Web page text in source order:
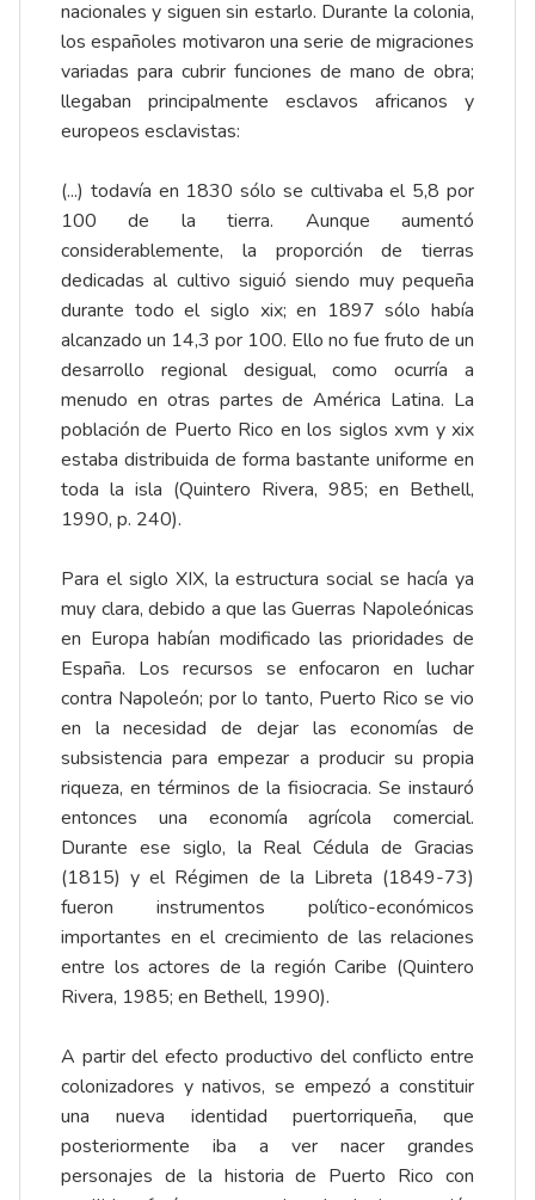
nacionales y siguen sin estarlo. Durante la colonia,
los españoles motivaron una serie de migraciones
variadas para cubrir funciones de mano de obra;
llegaban principalmente esclavos africanos y
europeos esclavistas:
(...) todavía en 1830 sólo se cultivaba el 5,8 por
100 de la tierra. Aunque aumentó
considerablemente, la proporción de tierras
dedicadas al cultivo siguió siendo muy pequeña
durante todo el siglo xix; en 1897 sólo había
alcanzado un 14,3 por 100. Ello no fue fruto de un
desarrollo regional desigual, como ocurría a
menudo en otras partes de América Latina. La
población de Puerto Rico en los siglos xvm y xix
estaba distribuida de forma bastante uniforme en
toda la isla (Quintero Rivera, 985; en Bethell,
1990, p. 240).
Para el siglo XIX, la estructura social se hacía ya
muy clara, debido a que las Guerras Napoleónicas
en Europa habían modificado las prioridades de
España. Los recursos se enfocaron en luchar
contra Napoleón; por lo tanto, Puerto Rico se vio
en la necesidad de dejar las economías de
subsistencia para empezar a producir su propia
riqueza, en términos de la fisiocracia. Se instauró
entonces una economía agrícola comercial.
Durante ese siglo, la Real Cédula de Gracias
(1815) y el Régimen de la Libreta (1849-73)
fueron instrumentos político-económicos
importantes en el crecimiento de las relaciones
entre los actores de la región Caribe (Quintero
Rivera, 1985; en Bethell, 1990).
A partir del efecto productivo del conflicto entre
colonizadores y nativos, se empezó a constituir
una nueva identidad puertorriqueña, que
posteriormente iba a ver nacer grandes
personajes de la historia de Puerto Rico con